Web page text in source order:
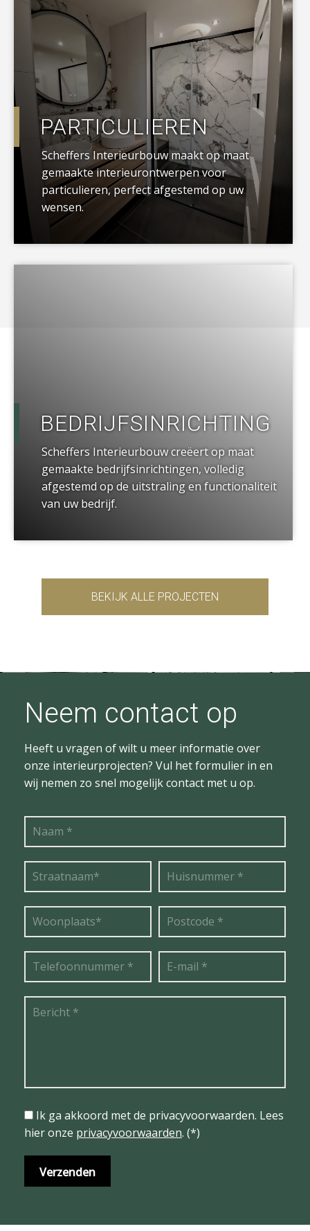
PARTICULIEREN
Scheffers Interieurbouw maakt op maat
gemaakte interieurontwerpen voor
particulieren, perfect afgestemd op uw
wensen.
BEDRIJFSINRICHTING
Scheffers Interieurbouw creëert op maat
gemaakte bedrijfsinrichtingen, volledig
afgestemd op de uitstraling en functionaliteit
van uw bedrijf.
BEKIJK ALLE PROJECTEN
Neem contact op
Heeft u vragen of wilt u meer informatie over
onze interieurprojecten? Vul het formulier in en
wij nemen zo snel mogelijk contact met u op.
Ik ga akkoord met de privacyvoorwaarden. Lees
hier onze privacyvoorwaarden. (*)